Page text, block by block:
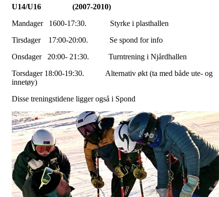
U14/U16 (2007-2010)
Mandager 1600-17:30. Styrke i plasthallen
Tirsdager 17:00-20:00. Se spond for info
Onsdager 20:00- 21:30. Turntrening i Njårdhallen
Torsdager 18:00-19:30. Alternativ økt (ta med både ute- og
innetøy)
Disse treningstidene ligger også i Spond